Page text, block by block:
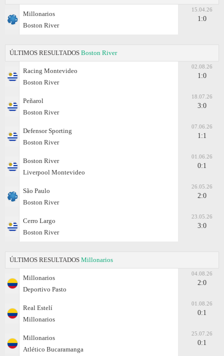
Millonarios
Boston River
15.04.26
1:0
ÚLTIMOS RESULTADOS Boston River
Racing Montevideo
Boston River
02.08.26
1:0
Peñarol
Boston River
18.07.26
3:0
Defensor Sporting
Boston River
07.06.26
1:1
Boston River
Liverpool Montevideo
01.06.26
0:1
São Paulo
Boston River
26.05.26
2:0
Cerro Largo
Boston River
23.05.26
3:0
ÚLTIMOS RESULTADOS Millonarios
Millonarios
Deportivo Pasto
04.08.26
2:0
Real Estelí
Millonarios
01.08.26
0:1
Millonarios
Atlético Bucaramanga
25.07.26
0:1